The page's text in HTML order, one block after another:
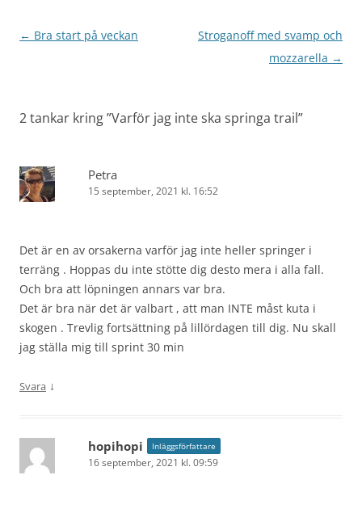
Inläggsnavigering
← Bra start på veckan
Stroganoff med svamp och
mozzarella →
2 tankar kring ”Varför jag inte ska springa trail”
Petra
15 september, 2021 kl. 16:52
Det är en av orsakerna varför jag inte heller springer i
terräng . Hoppas du inte stötte dig desto mera i alla fall.
Och bra att löpningen annars var bra.
Det är bra när det är valbart , att man INTE måst kuta i
skogen . Trevlig fortsättning på lillördagen till dig. Nu skall
jag ställa mig till sprint 30 min
Svara ↓
hopihopi Inläggsförfattare
16 september, 2021 kl. 09:59